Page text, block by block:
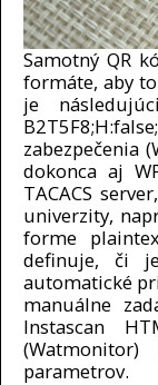
Samotný QR
formáte, aby
je
zabezpečenia
dokonca aj
TACACS
univerzity,
forme
definuje, či
automatické
manuálne
Instascan
parametrov.